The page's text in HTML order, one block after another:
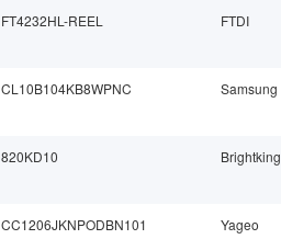
FT4232HL-REEL FTDI
CL10B104KB8WPNC Samsung
820KD10 Brightking
CC1206JKNPODBN101 Yageo